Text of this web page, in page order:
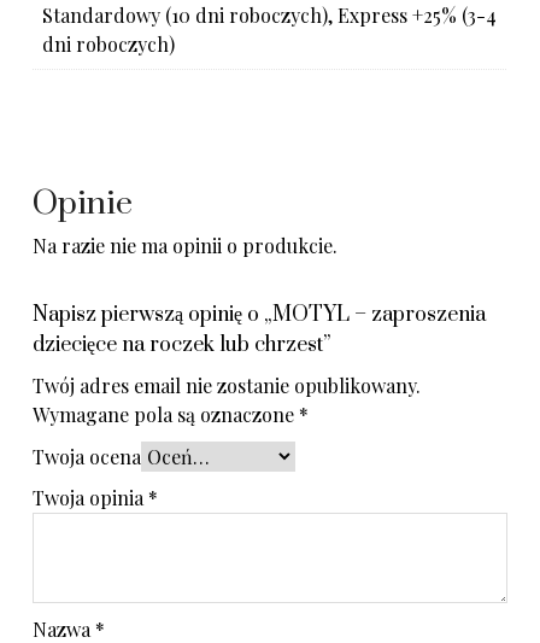
Standardowy (10 dni roboczych), Express +25% (3-4
dni roboczych)
Opinie
Na razie nie ma opinii o produkcie.
Napisz pierwszą opinię o „MOTYL – zaproszenia
dziecięce na roczek lub chrzest”
Twój adres email nie zostanie opublikowany.
Wymagane pola są oznaczone *
Twoja ocena
Twoja opinia *
Nazwa *